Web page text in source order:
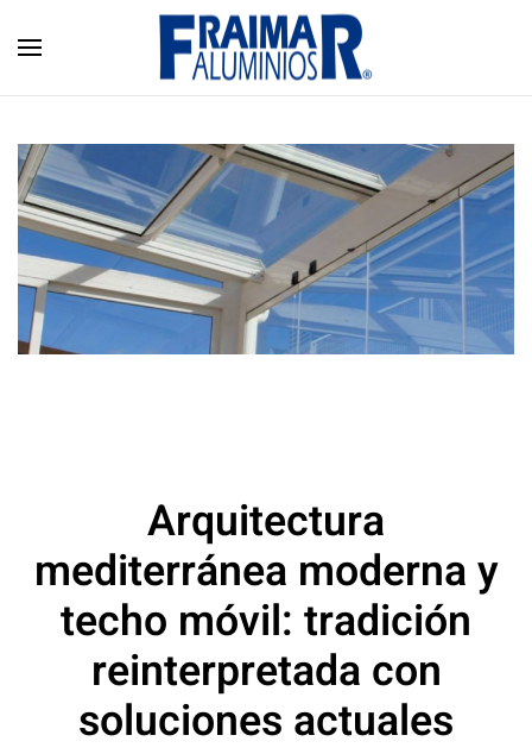
Skip to main content
Arquitectura
mediterránea moderna y
techo móvil: tradición
reinterpretada con
soluciones actuales